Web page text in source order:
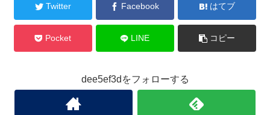
Twitter Facebook はてブ
Pocket LINE コピー
dee5ef3dをフォローする